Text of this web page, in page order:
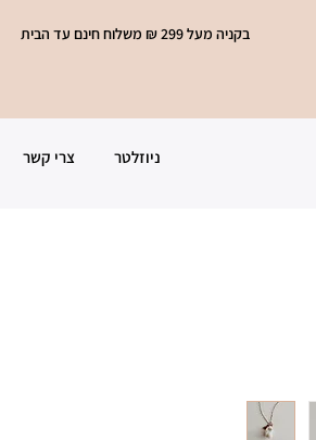
בקניה מעל 299 ₪ משלוח חינם עד הבית
צרי קשר ניוזלטר